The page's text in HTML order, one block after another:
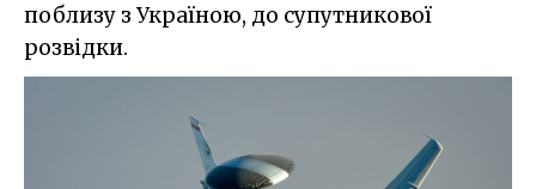
поблизу з Україною, до супутникової
розвідки.